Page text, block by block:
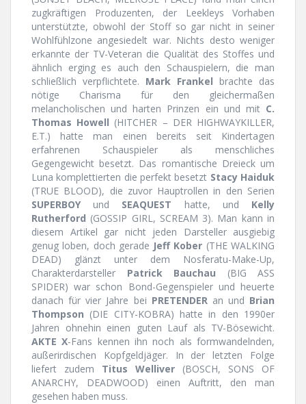
zugkräftigen Produzenten, der Leekleys Vorhaben
unterstützte, obwohl der Stoff so gar nicht in seiner
Wohlfühlzone angesiedelt war. Nichts desto weniger
erkannte der TV-Veteran die Qualität des Stoffes und
ähnlich erging es auch den Schauspielern, die man
schließlich verpflichtete. Mark Frankel brachte das
nötige Charisma für den gleichermaßen
melancholischen und harten Prinzen ein und mit C.
Thomas Howell (HITCHER – DER HIGHWAYKILLER,
E.T.) hatte man einen bereits seit Kindertagen
erfahrenen Schauspieler als menschliches
Gegengewicht besetzt. Das romantische Dreieck um
Luna komplettierten die perfekt besetzt Stacy Haiduk
(TRUE BLOOD), die zuvor Hauptrollen in den Serien
SUPERBOY und SEAQUEST hatte, und Kelly
Rutherford (GOSSIP GIRL, SCREAM 3). Man kann in
diesem Artikel gar nicht jeden Darsteller ausgiebig
genug loben, doch gerade Jeff Kober (THE WALKING
DEAD) glänzt unter dem Nosferatu-Make-Up,
Charakterdarsteller Patrick Bauchau (BIG ASS
SPIDER) war schon Bond-Gegenspieler und heuerte
danach für vier Jahre bei PRETENDERan und Brian
Thompson (DIE CITY-KOBRA) hatte in den 1990er
Jahren ohnehin einen guten Lauf als TV-Bösewicht.
AKTE X-Fans kennen ihn noch als formwandelnden,
außerirdischen Kopfgeldjäger. In der letzten Folge
liefert zudem Titus Welliver (BOSCH, SONS OF
ANARCHY, DEADWOOD) einen Auftritt, den man
gesehen haben muss.